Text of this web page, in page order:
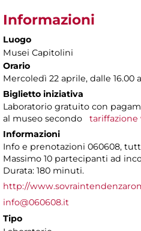
Informazioni
Luogo
Musei Capitolini
Orario
Mercoledì 22 aprile, dalle 16.00
Biglietto iniziativa
Laboratorio gratuito con
al museo secondo tariffazione
Informazioni
Info e prenotazioni 060608,
Massimo 10 partecipanti ad
Durata: 180 minuti.
http://
info@060608.it
Tipo